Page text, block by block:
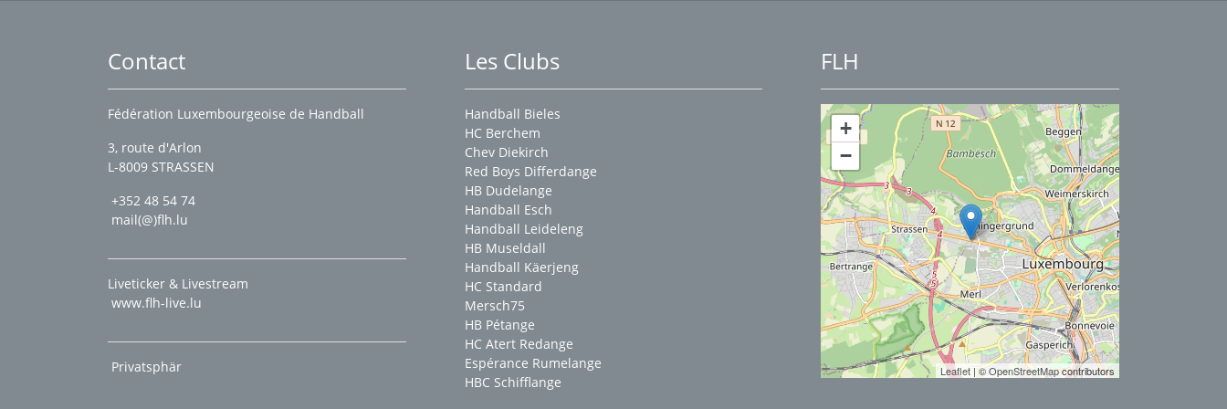
Contact
Fédération Luxembourgeoise de Handball
3, route d'Arlon
L-8009 STRASSEN
+352 48 54 74
mail(@)flh.lu
Liveticker & Livestream
www.flh-live.lu
Privatsphär
Les Clubs
Handball Bieles
HC Berchem
Chev Diekirch
Red Boys Differdange
HB Dudelange
Handball Esch
Handball Leideleng
HB Museldall
Handball Käerjeng
HC Standard
Mersch75
HB Pétange
HC Atert Redange
Espérance Rumelange
HBC Schifflange
FLH
+
−
Leaflet| ©OpenStreetMapcontributors